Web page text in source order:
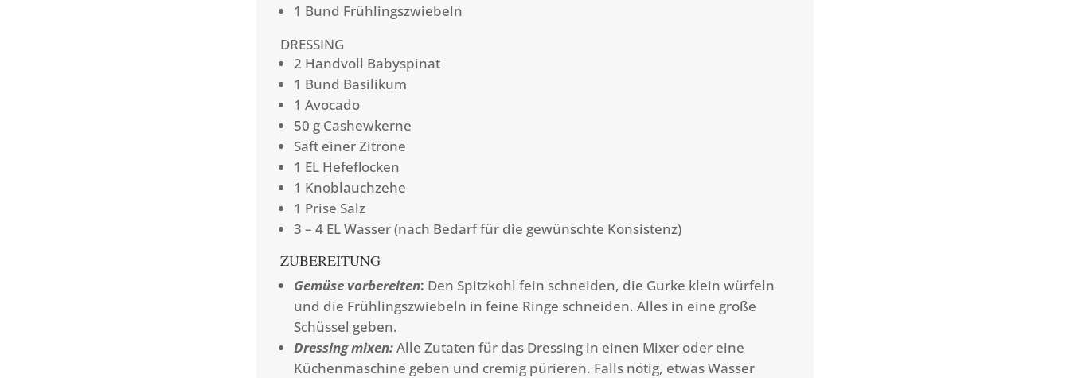
1 Bund Frühlingszwiebeln
DRESSING
2 Handvoll Babyspinat
1 Bund Basilikum
1 Avocado
50 g Cashewkerne
Saft einer Zitrone
1 EL Hefeflocken
1 Knoblauchzehe
1 Prise Salz
3 – 4 EL Wasser (nach Bedarf für die gewünschte Konsistenz)
ZUBEREITUNG
Gemüse vorbereiten: Den Spitzkohl fein schneiden, die Gurke klein würfeln
und die Frühlingszwiebeln in feine Ringe schneiden. Alles in eine große
Schüssel geben.
Dressing mixen:Alle Zutaten für das Dressing in einen Mixer oder eine
Küchenmaschine geben und cremig pürieren. Falls nötig, etwas Wasser